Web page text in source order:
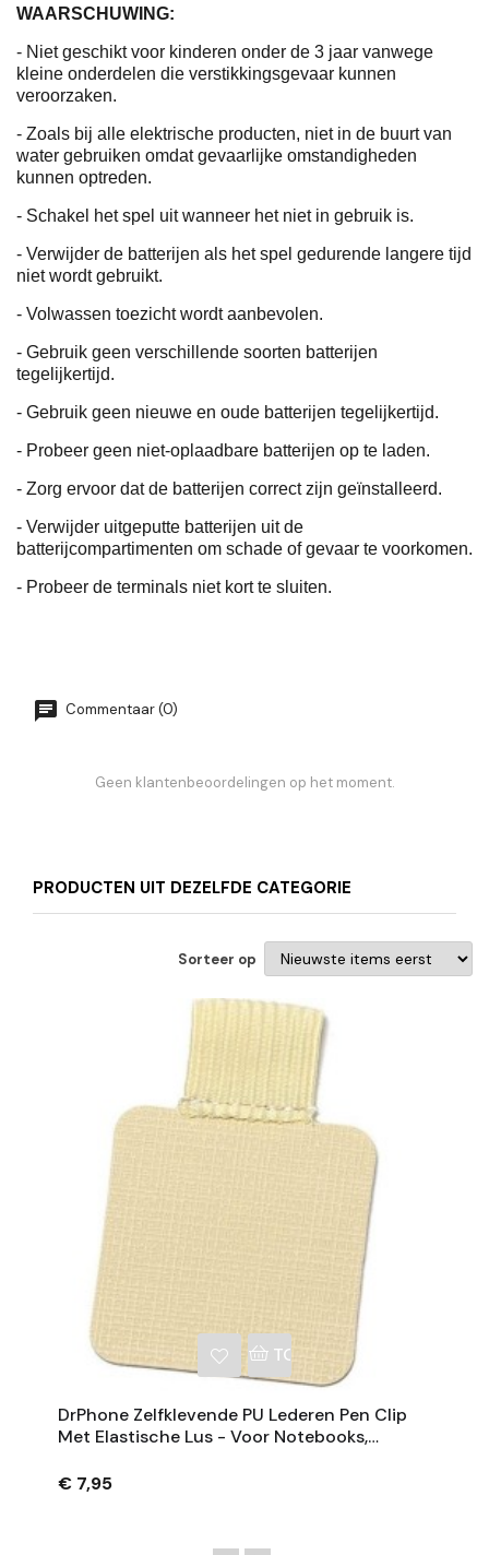
WAARSCHUWING:
- Niet geschikt voor kinderen onder de 3 jaar vanwege
kleine onderdelen die verstikkingsgevaar kunnen
veroorzaken.
- Zoals bij alle elektrische producten, niet in de buurt van
water gebruiken omdat gevaarlijke omstandigheden
kunnen optreden.
- Schakel het spel uit wanneer het niet in gebruik is.
- Verwijder de batterijen als het spel gedurende langere tijd
niet wordt gebruikt.
- Volwassen toezicht wordt aanbevolen.
- Gebruik geen verschillende soorten batterijen
tegelijkertijd.
- Gebruik geen nieuwe en oude batterijen tegelijkertijd.
- Probeer geen niet-oplaadbare batterijen op te laden.
- Zorg ervoor dat de batterijen correct zijn geïnstalleerd.
- Verwijder uitgeputte batterijen uit de
batterijcompartimenten om schade of gevaar te voorkomen.
- Probeer de terminals niet kort te sluiten.
Commentaar (0)
Geen klantenbeoordelingen op het moment.
PRODUCTEN UIT DEZELFDE CATEGORIE
Sorteer op
TOEVOEGEN AAN
DrPhone Zelfklevende PU Lederen Pen Clip
Met Elastische Lus - Voor Notebooks,
€ 7,95